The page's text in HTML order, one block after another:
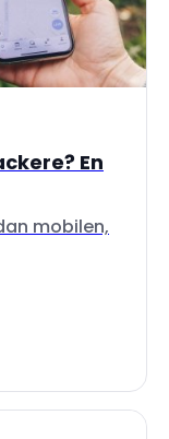
En
mobilen,